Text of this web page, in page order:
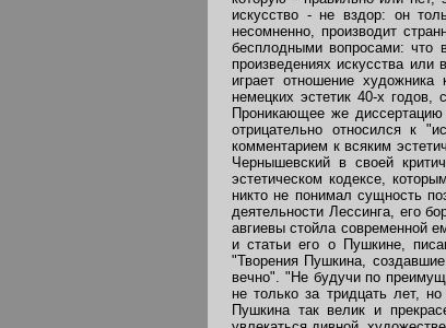
искусство - не вздор: он
несомненно, производит
бесплодными вопросами: что
произведениях искусства
играет отношение
немецких эстетик 40-х
Проникающее же
отрицательно относился к
комментарием к всяким
Чернышевский в своей
эстетическом кодексе,
никто не понимал сущность
деятельности Лессинга, его
авгиевы стойла современной
и статьи его о Пушкине,
"Творения Пушкина,
вечно". "Не будучи по
не только за тридцать лет,
Пушкина так велик и